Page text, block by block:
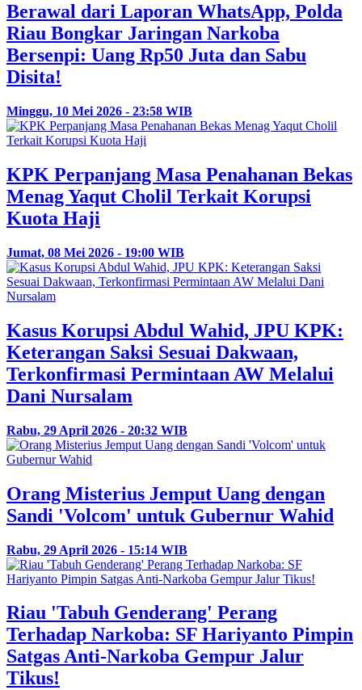
Berawal dari Laporan WhatsApp, Polda
Riau Bongkar Jaringan Narkoba
Bersenpi: Uang Rp50 Juta dan Sabu
Disita!
Minggu, 10 Mei 2026 - 23:58 WIB
KPK Perpanjang Masa Penahanan Bekas
Menag Yaqut Cholil Terkait Korupsi
Kuota Haji
Jumat, 08 Mei 2026 - 19:00 WIB
Kasus Korupsi Abdul Wahid, JPU KPK:
Keterangan Saksi Sesuai Dakwaan,
Terkonfirmasi Permintaan AW Melalui
Dani Nursalam
Rabu, 29 April 2026 - 20:32 WIB
Orang Misterius Jemput Uang dengan
Sandi 'Volcom' untuk Gubernur Wahid
Rabu, 29 April 2026 - 15:14 WIB
Riau 'Tabuh Genderang' Perang
Terhadap Narkoba: SF Hariyanto Pimpin
Satgas Anti-Narkoba Gempur Jalur
Tikus!